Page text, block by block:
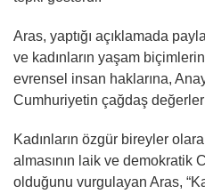
Aras, yaptığı açıklamada
ve kadınların yaşam
evrensel insan haklarına,
Cumhuriyetin çağdaş
Kadınların özgür bireyler
almasının laik ve demokratik
olduğunu vurgulayan Aras,